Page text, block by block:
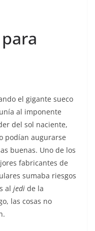
el gigante sueco
al imponente
del sol naciente,
podían augurarse
buenas. Uno de los
fabricantes de
sumaba riesgos
al jedi de la
las cosas no